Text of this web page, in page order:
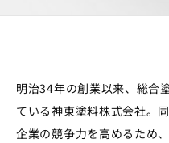
明治34年の創業以来、総合
ている神東塗料株式会社。
企業の競争力を高めるため